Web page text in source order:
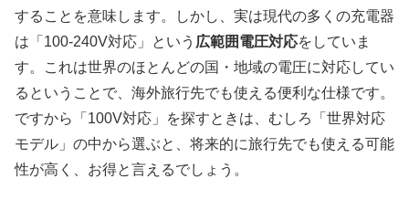
することを意味します。しかし、実は現代の多くの充電器
は「100-240V対応」という 広範囲電圧対応をしていま
す。これは世界のほとんどの国・地域の電圧に対応してい
るということで、海外旅行先でも使える便利な仕様です。
ですから「100V対応」を探すときは、むしろ「世界対応
モデル」の中から選ぶと、将来的に旅行先でも使える可能
性が高く、お得と言えるでしょう。